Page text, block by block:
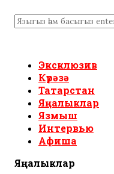
Эксклюзив
Күрәзә
Татарстан
Яңалыклар
Язмыш
Интервью
Афиша
Яңалыклар